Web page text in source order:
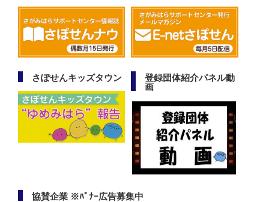
さぽせんキッズタウン
登録団体紹介パネル動
画
協賛企業 ※ﾊﾞﾅｰ広告募集中